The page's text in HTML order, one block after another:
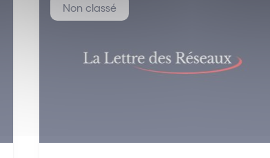
Non classé